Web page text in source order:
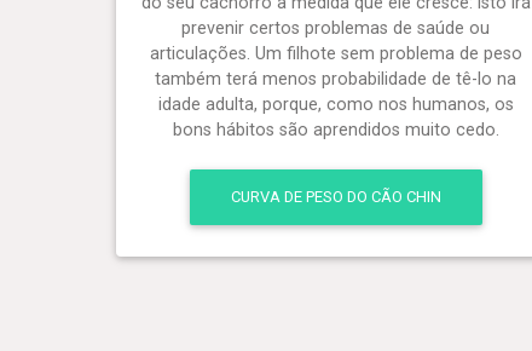
prevenir certos problemas de saúde ou
articulações. Um filhote sem problema de peso
também terá menos probabilidade de tê-lo na
idade adulta, porque, como nos humanos, os
bons hábitos são aprendidos muito cedo.
CURVA DE PESO DO CÃO CHIN